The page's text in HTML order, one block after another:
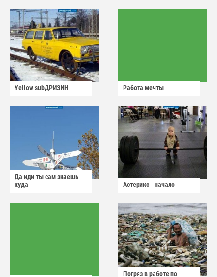
Yellow subДРИЗИН Работа мечты
Да иди ты сам знаешь
куда
Астерикс - начало
Погряз в работе по